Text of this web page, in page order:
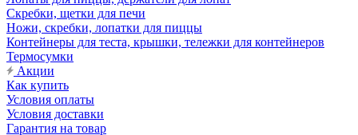
Скребки, щетки для печи
Ножи, скребки, лопатки для пиццы
Контейнеры для теста, крышки, тележки для контейнеров
Термосумки
Акции
Как купить
Условия оплаты
Условия доставки
Гарантия на товар